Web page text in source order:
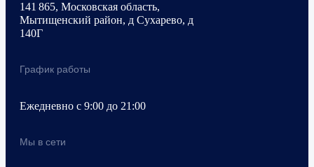
141 865, Московская область,
Мытищенский район, д Сухарево, д
140Г
График работы
Ежедневно с 9:00 до 21:00
Мы в сети